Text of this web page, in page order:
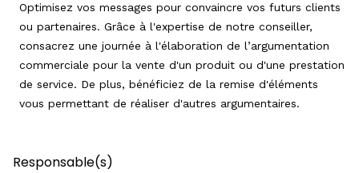
Optimisez vos messages pour convaincre vos futurs clients
ou partenaires. Grâce à l'expertise de notre conseiller,
consacrez une journée à l'élaboration de l’argumentation
commerciale pour la vente d'un produit ou d'une prestation
de service. De plus, bénéficiez de la remise d'éléments
vous permettant de réaliser d'autres argumentaires.
Responsable(s)